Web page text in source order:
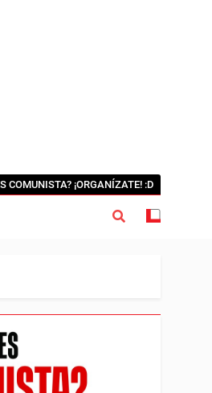
COMUNISTA? ¡ORGANÍZATE! :D